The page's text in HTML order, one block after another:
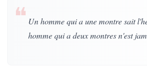
❝ Un homme qui a une montre sait
homme qui a deux montres n'est